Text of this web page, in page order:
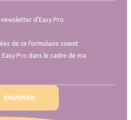
d’Easy Pro
de ce formulaire soient
Pro dans le cadre de ma